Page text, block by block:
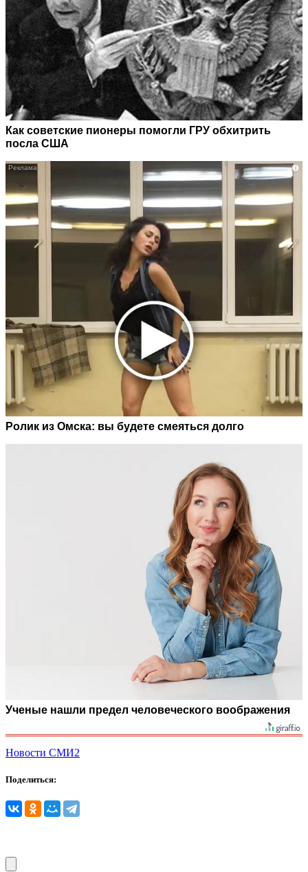
Как советские пионеры помогли ГРУ обхитрить
посла США
i
Ролик из Омска: вы будете смеяться долго
Ученые нашли предел человеческого воображения
Новости СМИ2
Поделиться: